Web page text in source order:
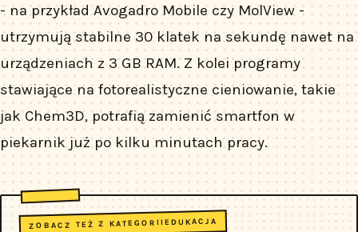
- na przykład Avogadro Mobile czy MolView -
utrzymują stabilne 30 klatek na sekundę nawet na
urządzeniach z 3 GB RAM. Z kolei programy
stawiające na fotorealistyczne cieniowanie, takie
jak Chem3D, potrafią zamienić smartfon w
piekarnik już po kilku minutach pracy.
ZOBACZ TEŻ Z KATEGORIIEDUKACJA